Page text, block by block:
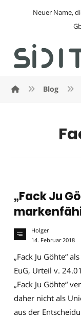
Neuer Name,
Blog
„Fack Ju
Holger
14. Februar 2018
„Fack Ju Göhte“
EuG, Urteil v.
„Fack Ju Göhte“
daher nicht als
aus der